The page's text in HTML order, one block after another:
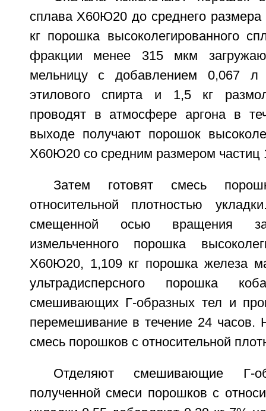
сплава Х60Ю20 до среднего
кг порошка высоколегированного
фракции менее 315 мкм
мельницу с добавлением 0,067 л
этилового спирта и 1,5 кг
проводят в атмосфере аргона в
выходе получают порошок
Х60Ю20 со средним размером частиц
Затем готовят смесь
относительной плотностью
смещенной осью вращения
измельченного порошка
Х60Ю20, 1,109 кг порошка железа
ультрадисперсного порошка
смешивающих Г-образных тел и
перемешивание в течение 24 часов.
смесь порошков с относительной
Отделяют смешивающие Г-
полученной смеси порошков с